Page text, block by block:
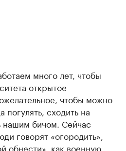
много лет, чтобы
открытое
чтобы можно
сходить на
нашим бичом. Сейчас
говорят «огородить»,
обнести», как военную